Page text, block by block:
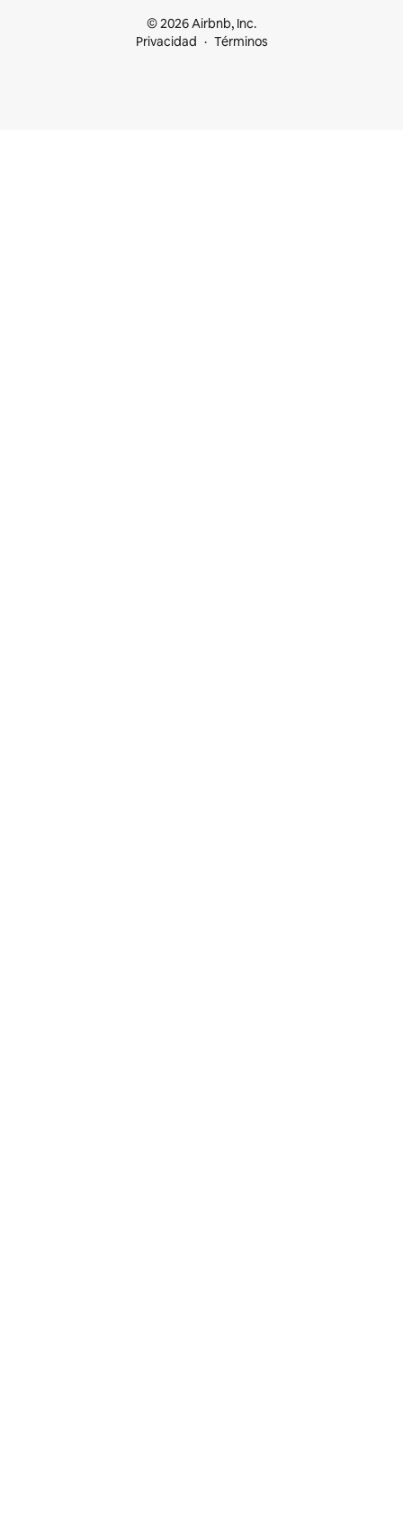
© 2026 Airbnb, Inc.
Privacidad
Términos